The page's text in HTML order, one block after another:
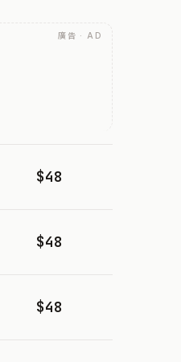
廣告 · AD
$48
$48
$48